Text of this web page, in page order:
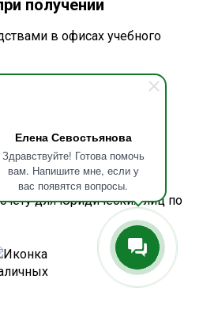
Елена Севостьянова
Здравствуйте! Готова помочь
вам. Напишите мне, если у
вас появятся вопросы.
получении
в офисах учебного
или счету
для юридических лиц по